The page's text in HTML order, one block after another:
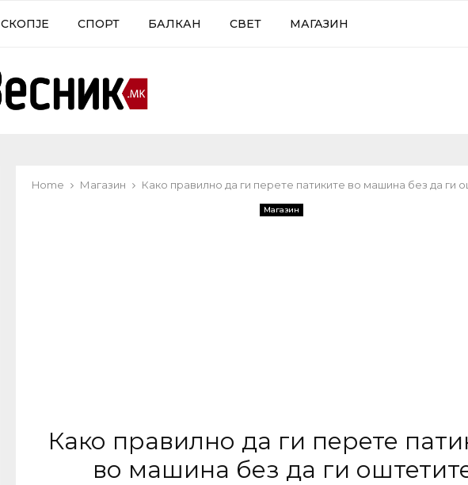
СКОПЈЕ СПОРТ БАЛКАН СВЕТ МАГАЗИН
Home Магазин Како правилно да ги перете патиките во машина без да ги
Магазин
Како правилно да ги перете
во машина без да ги